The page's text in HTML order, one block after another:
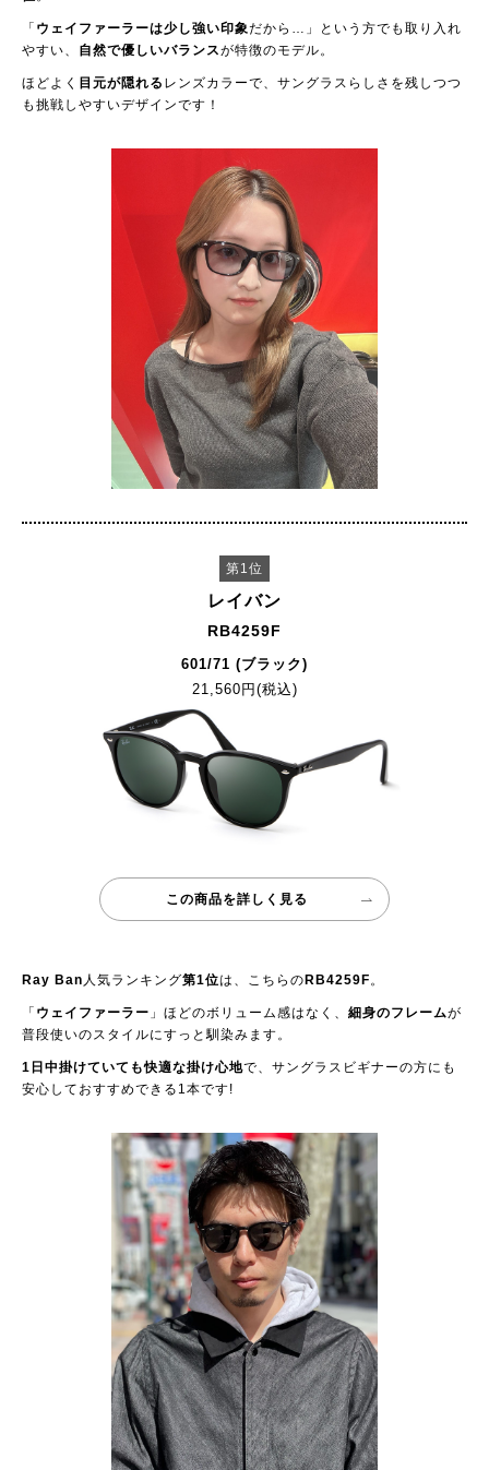
「 ウェイファーラーは少し強い印象だから…」という方でも取り入れ
やすい、 自然で優しいバランスが特徴のモデル。
ほどよく 目元が隠れる レンズカラーで、サングラスらしさを残しつつ
も挑戦しやすいデザインです！
第1位
レイバン
RB4259F
601/71 (ブラック)
21,560円(税込)
この商品を詳しく見る
Ray Ban 人気ランキング第1位は、こちらの RB4259F。
「 ウェイファーラー 」ほどのボリューム感はなく、 細身のフレームが
普段使いのスタイルにすっと馴染みます。
1日中掛けていても快適な掛け心地で、サングラスビギナーの方にも
安心しておすすめできる1本です!